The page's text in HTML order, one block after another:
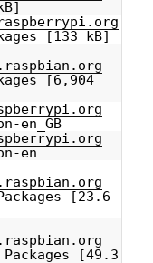
[133 kB]
[6,904
en_GB
en
[23.6
[49.3